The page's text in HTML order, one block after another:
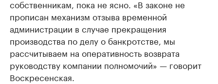
собственникам, пока не ясно. «В законе не
прописан механизм отзыва временной
администрации в случае прекращения
производства по делу о банкротстве, мы
рассчитываем на оперативность возврата
руководству компании полномочий» — говорит
Воскресенская.